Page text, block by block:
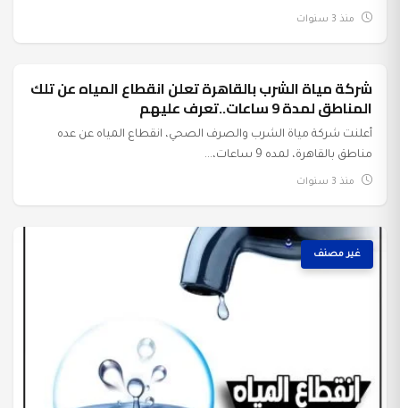
منذ 3 سنوات
عرب وعالم
شركة مياة الشرب بالقاهرة تعلن انقطاع المياه عن تلك
المناطق لمدة 9 ساعات..تعرف عليهم
أعلنت شركة مياة الشرب والصرف الصحي، انقطاع المياه عن عده
مناطق بالقاهرة، لمده 9 ساعات،...
منذ 3 سنوات
غير مصنف